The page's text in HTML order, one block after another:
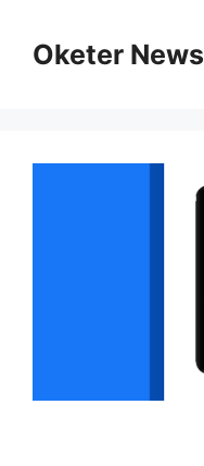
contentOketer News